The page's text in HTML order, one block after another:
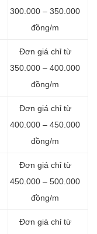
300.000 – 350.000
đồng/m
Đơn giá chỉ từ
350.000 – 400.000
đồng/m
Đơn giá chỉ từ
400.000 – 450.000
đồng/m
Đơn giá chỉ từ
450.000 – 500.000
đồng/m
Đơn giá chỉ từ